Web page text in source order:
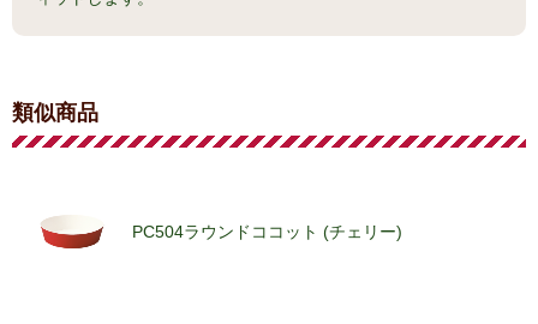
類似商品
PC504ラウンドココット (チェリー)